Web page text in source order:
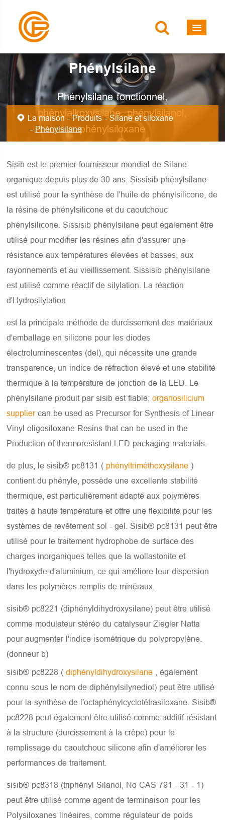
Phénylsilane
Phénylsilane fonctionnel,
phénylalkoxysilane, phénylsilanol,
phénylsiloxane
La maison Produits
Silane et siloxane
Phénylsilane
Sisib est le premier fournisseur mondial de Silane
organique depuis plus de 30 ans. Sissisib phénylsilane
est utilisé pour la synthèse de l'huile de phénylsilicone, de
la résine de phénylsilicone et du caoutchouc
phénylsilicone. Sissisib phénylsilane peut également être
utilisé pour modifier les résines afin d'assurer une
résistance aux températures élevées et basses, aux
rayonnements et au vieillissement. Sissisib phénylsilane
est utilisé comme réactif de silylation. La réaction
d'Hydrosilylation
est la principale méthode de durcissement des matériaux
d'emballage en silicone pour les diodes
électroluminescentes (del), qui nécessite une grande
transparence, un indice de réfraction élevé et une stabilité
thermique à la température de jonction de la LED. Le
phénylsilane produit par sisib est fiable;organosilicium
suppliercan be used as Precursor for Synthesis of Linear
Vinyl oligosiloxane Resins that can be used in the
Production of thermoresistant LED packaging materials.
de plus, le sisib® pc8131 ( phényltriméthoxysilane )
contient du phényle, possède une excellente stabilité
thermique, est particulièrement adapté aux polymères
traités à haute température et offre une flexibilité pour les
systèmes de revêtement sol - gel. Sisib® pc8131 peut être
utilisé pour le traitement hydrophobe de surface des
charges inorganiques telles que la wollastonite et
l'hydroxyde d'aluminium, ce qui améliore leur dispersion
dans les polymères remplis de minéraux.
sisib® pc8221 (diphényldihydroxysilane) peut être utilisé
comme modulateur stéréo du catalyseur Ziegler Natta
pour augmenter l'indice isométrique du polypropylène.
(donneur b)
sisib® pc8228 ( diphényldihydroxysilane
, également
connu sous le nom de diphénylsilynediol) peut être utilisé
pour la synthèse de l'octaphénylcyclotétrasiloxane. Sisib®
pc8228 peut également être utilisé comme additif résistant
à la structure (durcissement à la crêpe) pour le
remplissage du caoutchouc silicone afin d'améliorer les
performances de traitement.
sisib® pc8318 (triphényl Silanol, No CAS 791 - 31 - 1)
peut être utilisé comme agent de terminaison pour les
Polysiloxanes linéaires, comme régulateur de poids